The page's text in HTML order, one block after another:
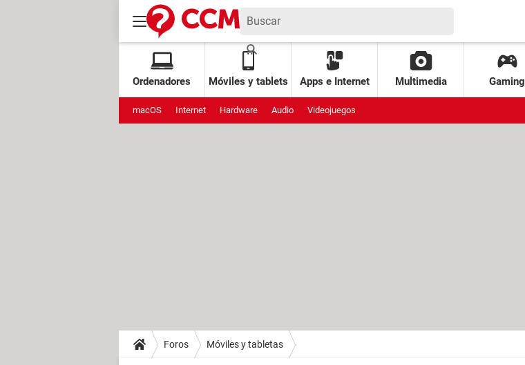
Ordenadores Móviles y tablets Apps e Internet Multimedia Gaming
macOS Internet Hardware Audio Videojuegos
Foros Móviles y tabletas